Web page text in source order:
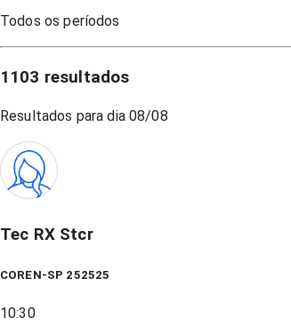
Todos os períodos
1103 resultados
Resultados para dia 08/08
Tec RX Stcr
COREN-SP 252525
10:30